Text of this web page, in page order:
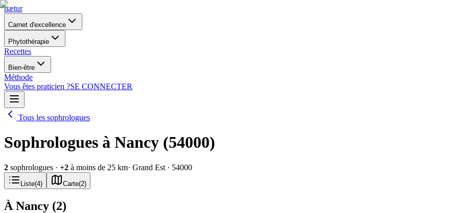
nætur
Carnet d'excellence
Phytothérapie
Recettes
Bien-être
Méthode
Vous êtes praticien ?SE CONNECTER
Tous les sophrologues
Sophrologues à Nancy (54000)
2 sophrologues · +2 à moins de 25 km· Grand Est · 54000
Liste(4) Carte(2)
À Nancy (2)